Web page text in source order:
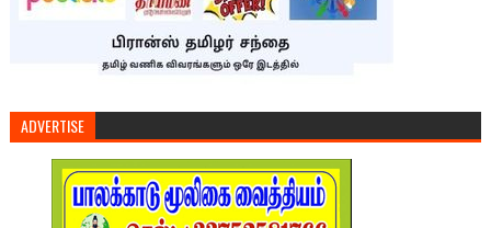
ADVERTISE